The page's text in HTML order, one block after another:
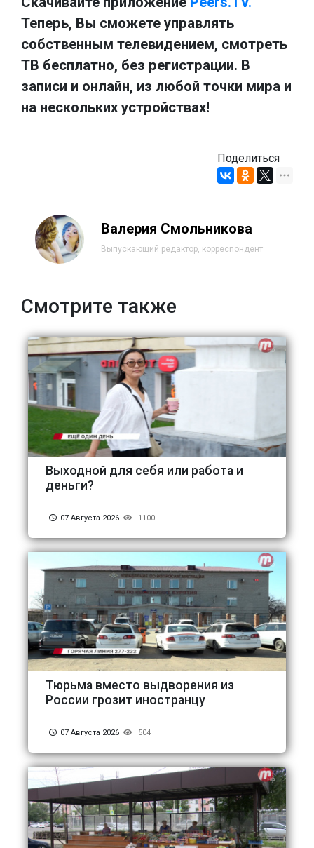
Теперь, Вы сможете управлять
собственным телевидением, смотреть
ТВ бесплатно, без регистрации. В
записи и онлайн, из любой точки мира и
на нескольких устройствах!
Поделиться
Валерия Смольникова
Выпускающий редактор, корреспондент
Смотрите также
Выходной для себя или работа и
деньги?
07 Августа 2026 1100
Тюрьма вместо выдворения из
России грозит иностранцу
07 Августа 2026 504